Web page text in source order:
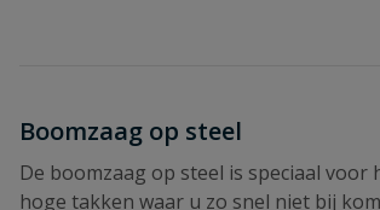
Boomzaag op steel
De boomzaag op steel is speciaal voor
hoge takken waar u zo snel niet bij